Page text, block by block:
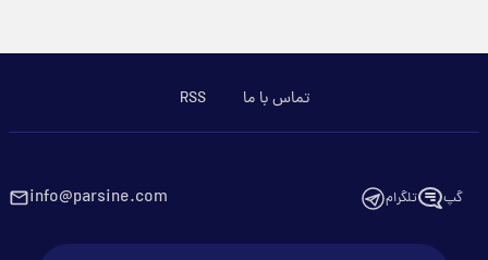
تماس با ما RSS
گپ تلگرام info@parsine.com